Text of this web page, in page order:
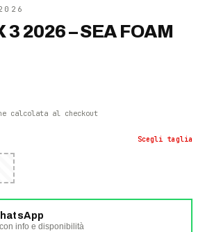
3 2026 – SEA FOAM
calcolata al checkout
Scegli taglia
info e disponibilità